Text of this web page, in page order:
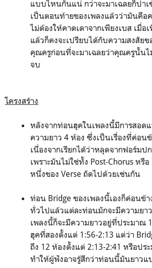
แบบไหนกันแน่ กว่าจะมาเฉลยก็ปา
เป็นตอนท้ายของเพลงแล้วว่ามันคือ
ไม่ต้องให้คาดเดาจากเพียงเบส เมื่
แล้วก็คงจะเปรียบได้กับความสงสัย
คุณครูก่อนที่จะมาเฉลยว่าคุณครูนั้น
จบ
โครงสร้าง
หลังจากท่อนฮุคในเพลงนี้มีการสอด
ความยาว 4 ห้อง ซึ่งเป็นเรื่องที่ค่อน
เนื่องจากเรียกได้ว่าหลุดจากฟอร์มป
เพราะมันไม่ใช่ทั้ง Post-Chorus หรื
หนึ่งของ Verse ถัดไปด้วยเช่นกัน
ท่อน Bridge ของเพลงนี้เองก็ค่อนข้า
ทั่วไปแล้วแต่ละท่อนมักจะมีความยา
เพลงนี้ก็จะมีความยาวอยู่ที่ประมาณ
ฮุคที่สองตั้งแต่ 1:56-2:13 แต่ว่า
ถึง 12 ห้องตั้งแต่ 2:13-2:41 หรือป
ทำให้ผู้ฟังอาจรู้สึกว่าท่อนนี้มันยาวแ